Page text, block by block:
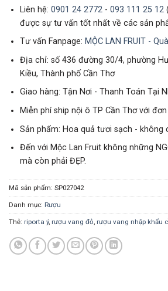
Liên hệ: 0901 24 2772- 093 111 25 12
được sự tư vấn tốt nhất về các sản
Tư vấn Fanpage: MỘC LAN FRUIT -
Địa chỉ: số 436 đường 30/4, phường
Kiều, Thành phố Cần Thơ
Giao hàng: Tận Nơi - Thanh Toán Tại
Miễn phí ship nội ô TP Cần Thơ với
Sản phẩm: Hoa quả tươi sạch - không
Đến với Mộc Lan Fruit không những
mà còn phải ĐẸP.
Mã sản phẩm: SP027042
Danh mục: Rượu
Thẻ: riporta ý, rượu vang đỏ, rượu vang nhập khẩu